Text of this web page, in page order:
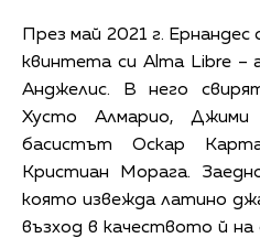
През май 2021 г.
квинтета си Alma Libre –
Анджелис. В него
Хусто Алмарио, Джими
басистът Оскар
Кристиан Морага.
която извежда латино
възход в качеството й на